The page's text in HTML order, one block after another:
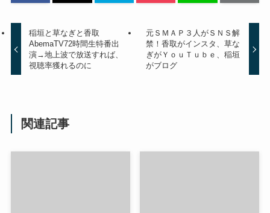
稲垣と草なぎと香取
AbemaTV72時間生特番出
演→地上波で放送すれば、
視聴率獲れるのに
元ＳＭＡＰ３人がＳＮＳ解
禁！香取がインスタ、草な
ぎがＹｏｕＴｕｂｅ、稲垣
がブログ
関連記事